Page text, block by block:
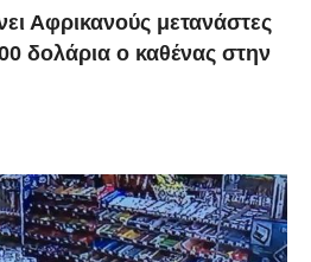
Αφρικανούς μετανάστες
δολάρια ο καθένας στην